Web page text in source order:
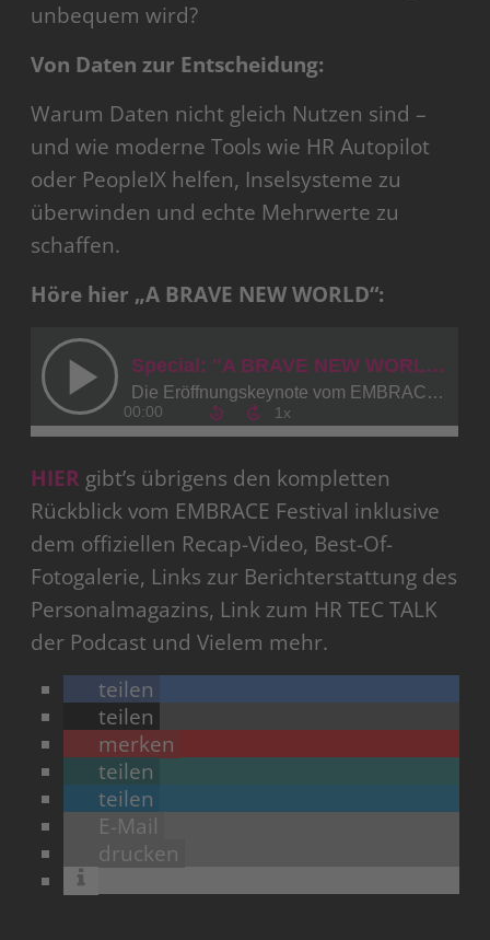
unbequem wird?
Von Daten zur Entscheidung:
Warum Daten nicht gleich Nutzen sind –
und wie moderne Tools wie HR Autopilot
oder PeopleIX helfen, Inselsysteme zu
überwinden und echte Mehrwerte zu
schaffen.
Höre hier „A BRAVE NEW WORLD“:
HIER gibt’s übrigens den kompletten
Rückblick vom EMBRACE Festival inklusive
dem offiziellen Recap-Video, Best-Of-
Fotogalerie, Links zur Berichterstattung des
Personalmagazins, Link zum HR TEC TALK
der Podcast und Vielem mehr.
teilen
teilen
merken
teilen
teilen
E-Mail
drucken